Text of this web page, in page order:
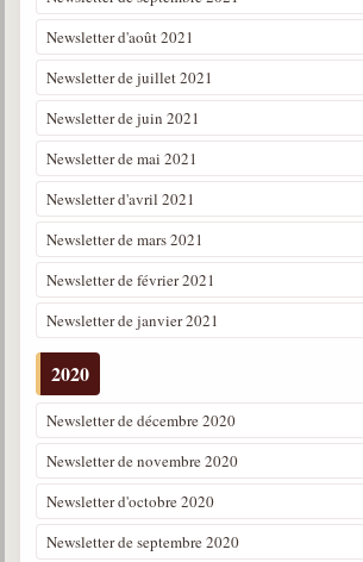
Newsletter d'août 2021
Newsletter de juillet 2021
Newsletter de juin 2021
Newsletter de mai 2021
Newsletter d'avril 2021
Newsletter de mars 2021
Newsletter de février 2021
Newsletter de janvier 2021
2020
Newsletter de décembre 2020
Newsletter de novembre 2020
Newsletter d'octobre 2020
Newsletter de septembre 2020